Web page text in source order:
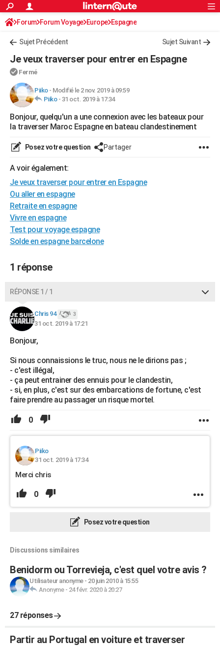
ACTUALITÉS
Politique
Société
Faits Divers
Education
Monde
Villes
+
Programme TV
TNTStreaming
Cinéma
Sorties cinéma
Musique
+FINANCE
Retraite
Impôts
Epargne
Immobilier
Risques naturels par ville
Banque
Assurance
Crédit
AUTO
Essais
Réserver un essai
Citadines
Berlines
SUV
Forum auto
Mobiles
Meilleur smartphone
Internet
Ordinateurs
Jeux vidéo
Guide high-tech
+BRICOLAGE
Forum
Aménagement intérieur
Extérieur
Cuisine
Salle de bains
Jardinage
Rangement
WEEK-END
Guides de France
Escapades
Patrimoine
Expositions
Musées
Week-end nature
+LIFESTYLE
Art de vivre
Bien-être
Loisirs
ModeModes de vie
SANTE
Alimentation
Guide de la santé
Maladies
Médicaments
Sommeil
Destinations
City break
Voyage nature
Voyage de noces
Forum
Climat
PHOTO
BONS PLANS
CARTE DE VOEUX
Carte de Noël
Carte Bonne année
Carte Saint-Valentin
Carte Pâques
Carte d'anniversaire
DICTIONNAIRE
Dictionnaire
Biographies
Citations
Expressions
Proverbes
PROGRAMME TV
S'inscrire
Se connecter
Lycées
Collèges
Primaires
Universités
Entreprises
Service militaire
Avis de recherche
AVIS DE DÉCÈS
FORUM
S'inscrire
Connexion
Forum Forum Voyage Europe Espagne
Sujet Précédent Sujet Suivant
Je veux traverser pour entrer en Espagne
Fermé
Piiko- Modifié le 2 nov. 2019 à 09:59
Piiko- 31 oct. 2019 à 17:34
Bonjour, quelqu'un a une connexion avec les bateaux pour
la traverser Maroc Espagne en bateau clandestinement
Posez votre question Partager
A voir également:
Je veux traverser pour entrer en Espagne
Ou aller en espagne
Retraite en espagne
Vivre en espagne
Test pour voyage espagne
Solde en espagne barcelone
1 réponse
RÉPONSE 1 / 1
Chris 94 3
31 oct. 2019 à 17:21
Bonjour,
Si nous connaissions le truc, nous ne le dirions pas ;
- c'est illégal,
- ça peut entrainer des ennuis pour le clandestin,
- si, en plus, c'est sur des embarcations de fortune, c'est
faire prendre au passager un risque mortel.
0
Piiko
31 oct. 2019 à 17:34
Merci chris
0
Posez votre question
Discussions similaires
Benidorm ou Torrevieja, c'est quel votre avis ?
Utilisateur anonyme- 20 juin 2010 à 15:55
Anonyme- 24 févr. 2020 à 20:27
27 réponses
Partir au Portugal en voiture et traverser